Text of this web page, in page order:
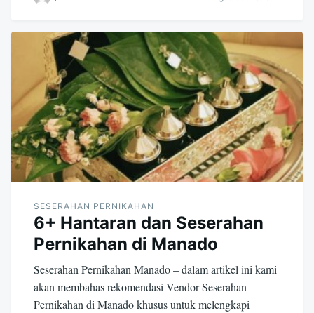
SESERAHAN PERNIKAHAN
6+ Hantaran dan Seserahan
Pernikahan di Manado
Seserahan Pernikahan Manado – dalam artikel ini kami
akan membahas rekomendasi Vendor Seserahan
Pernikahan di Manado khusus untuk melengkapi